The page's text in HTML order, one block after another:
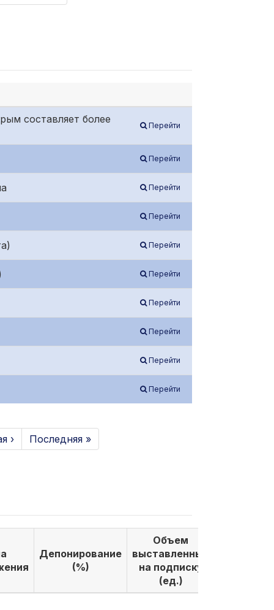
составляет более
Перейти
Перейти
Перейти
Перейти
Перейти
Перейти
Перейти
Перейти
Перейти
Перейти
› Последняя »
Депонирование
(%)
Объем
выставленных
на подписку
(ед.)